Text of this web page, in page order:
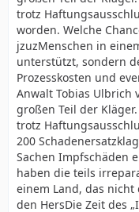
trotz
worden. Welche
jzuzMenschen in
unterstützt, sondern
Prozesskosten und
Anwalt Tobias Ulbrich
großen Teil der
trotz
200
Sachen Impfschäden
haben die teils
einem Land, das
den HersDie Zeit des